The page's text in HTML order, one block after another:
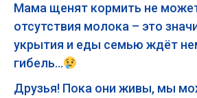
Мама щенят кормить не
отсутствия молока – это
укрытия и еды семью ждёт
гибель…
Друзья! Пока они живы, мы